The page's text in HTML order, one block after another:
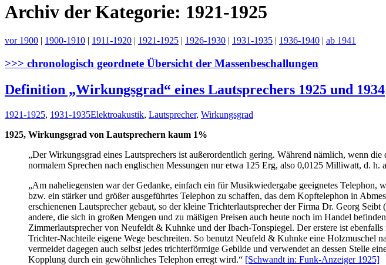
Archiv der Kategorie: 1921-1925
vor 1900 | 1900-1910 | 1911-1920 | 1921-1925 | 1926-1930 | 1931-1935 | 1936-1940 | ab 1941
>>> chronologisch geordnete Übersicht der Massenbeschallungen
Definition „Wirkungsgrad“ eines Lautsprechers 1925 und 1934
1921-1925, 1931-1935Elektroakustik, Lautsprecher, Wirkungsgrad
1925, Wirkungsgrad von Lautsprechern kaum 1%
„Der Wirkungsgrad eines Lautsprechers ist außerordentlich gering. Während nämlich, wenn
normalem Sprechen nach englischen Messungen nur etwa 125 Erg, also 0,0125 Milliwatt, d. h.
„Am naheliegensten war der Gedanke, einfach ein für Musikwiedergabe geeignetes
bzw. ein stärker und größer ausgeführtes Telephon zu schaffen, das dem Kopftelephon in
erschienenen Lautsprecher gebaut, so der kleine Trichterlautsprecher der Firma Dr. Georg
andere, die sich in großen Mengen und zu mäßigen Preisen auch heute noch im Handel
Zimmerlautsprecher von Neufeldt & Kuhnke und der Ibach-Tonspiegel. Der erstere ist
Trichter-Nachteile eigene Wege beschreiten. So benutzt Neufeld & Kuhnke eine
vermeidet dagegen auch selbst jedes trichterförmige Gebilde und verwendet an dessen Stelle
Kopplung durch ein gewöhnliches Telephon erregt wird.“ [Schwandt in: Funk-Anzeiger 1925]